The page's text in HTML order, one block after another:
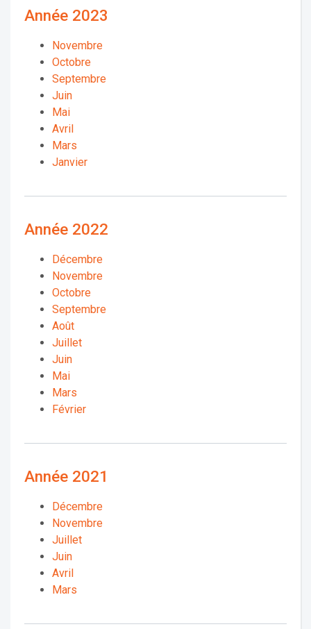
Année 2023
Novembre
Octobre
Septembre
Juin
Mai
Avril
Mars
Janvier
Année 2022
Décembre
Novembre
Octobre
Septembre
Août
Juillet
Juin
Mai
Mars
Février
Année 2021
Décembre
Novembre
Juillet
Juin
Avril
Mars